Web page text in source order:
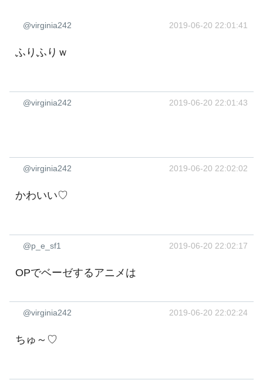
@virginia242 2019-06-20 22:01:41
ふりふりｗ
@virginia242 2019-06-20 22:01:43
@virginia242 2019-06-20 22:02:02
かわいい♡
@p_e_sf1 2019-06-20 22:02:17
OPでベーゼするアニメは
@virginia242 2019-06-20 22:02:24
ちゅ～♡